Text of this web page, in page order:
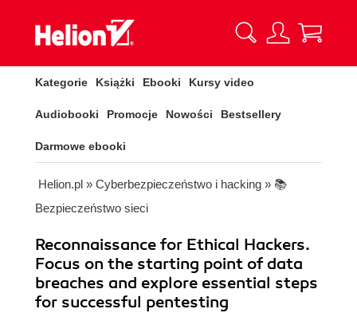
Kategorie Książki Ebooki Kursy video
Audiobooki Promocje Nowości Bestsellery
Darmowe ebooki
Helion.pl » Cyberbezpieczeństwo i hacking » 📚
Bezpieczeństwo sieci
Reconnaissance for Ethical Hackers.
Focus on the starting point of data
breaches and explore essential steps
for successful pentesting